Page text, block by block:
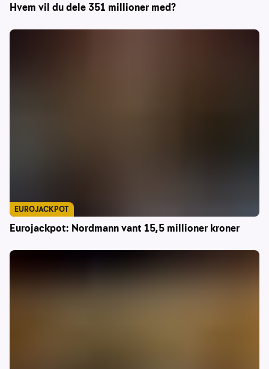
Hvem vil du dele 351 millioner med?
Eurojackpot: Nordmann vant 15,5 millioner kroner
EUROJACKPOT